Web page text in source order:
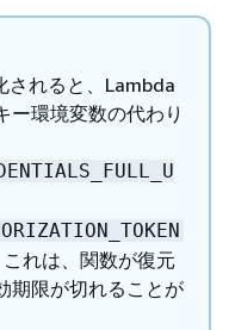
されると、Lambda
ー環境変数の代わり
れは、関数が復元
期限が切れることが